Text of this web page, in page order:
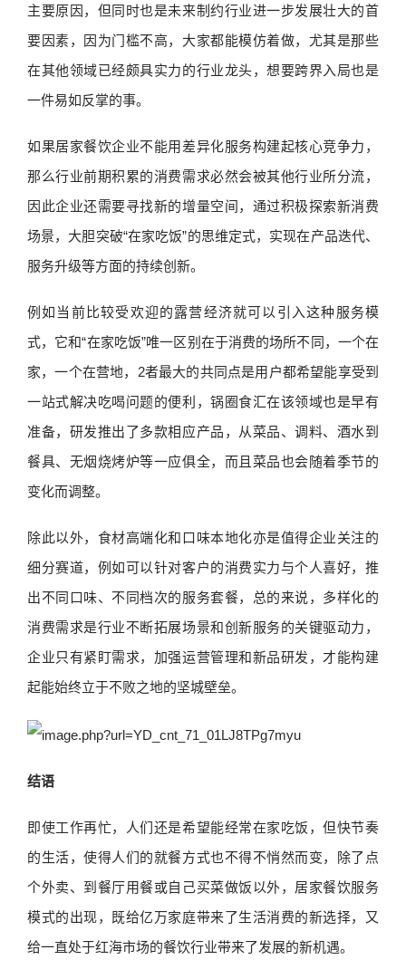
主要原因，但同时也是未来制约行业进一步发展壮大的首
要因素，因为门槛不高，大家都能模仿着做，尤其是那些
在其他领域已经颇具实力的行业龙头，想要跨界入局也是
一件易如反掌的事。
如果居家餐饮企业不能用差异化服务构建起核心竞争力，
那么行业前期积累的消费需求必然会被其他行业所分流，
因此企业还需要寻找新的增量空间，通过积极探索新消费
场景，大胆突破“在家吃饭”的思维定式，实现在产品迭代、
服务升级等方面的持续创新。
例如当前比较受欢迎的露营经济就可以引入这种服务模
式，它和“在家吃饭”唯一区别在于消费的场所不同，一个在
家，一个在营地，2者最大的共同点是用户都希望能享受到
一站式解决吃喝问题的便利，锅圈食汇在该领域也是早有
准备，研发推出了多款相应产品，从菜品、调料、酒水到
餐具、无烟烧烤炉等一应俱全，而且菜品也会随着季节的
变化而调整。
除此以外，食材高端化和口味本地化亦是值得企业关注的
细分赛道，例如可以针对客户的消费实力与个人喜好，推
出不同口味、不同档次的服务套餐，总的来说，多样化的
消费需求是行业不断拓展场景和创新服务的关键驱动力，
企业只有紧盯需求，加强运营管理和新品研发，才能构建
起能始终立于不败之地的坚城壁垒。
结语
即使工作再忙，人们还是希望能经常在家吃饭，但快节奏
的生活，使得人们的就餐方式也不得不悄然而变，除了点
个外卖、到餐厅用餐或自己买菜做饭以外，居家餐饮服务
模式的出现，既给亿万家庭带来了生活消费的新选择，又
给一直处于红海市场的餐饮行业带来了发展的新机遇。